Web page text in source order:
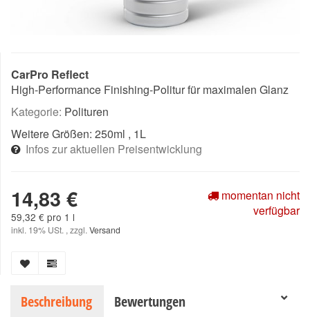
CarPro Reflect
High-Performance Finishing-Politur für maximalen Glanz
Kategorie: Polituren
Weitere Größen: 250ml , 1L
Infos zur aktuellen Preisentwicklung
14,83 €
59,32 € pro 1 l
inkl. 19% USt. , zzgl. Versand
momentan nicht
verfügbar
Beschreibung Bewertungen